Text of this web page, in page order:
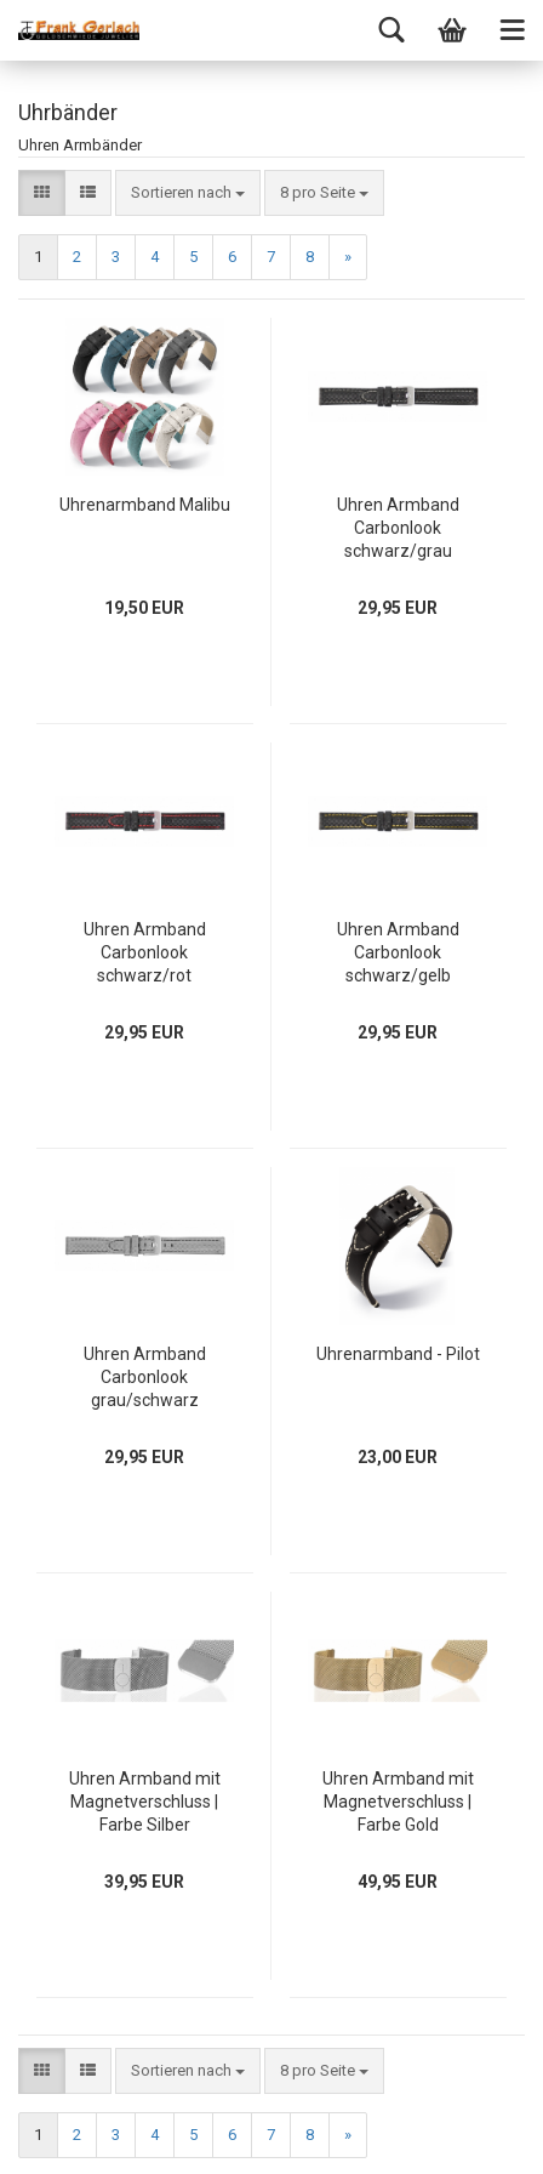
Uhrbänder
Uhren Armbänder
Sortieren nach 8 pro Seite
1 2 3 4 5 6 7 8 »
Uhrenarmband Malibu
19,50 EUR
Uhren Armband
Carbonlook
schwarz/grau
29,95 EUR
Uhren Armband
Carbonlook
schwarz/rot
29,95 EUR
Uhren Armband
Carbonlook
schwarz/gelb
29,95 EUR
Uhren Armband
Carbonlook
grau/schwarz
29,95 EUR
Uhrenarmband - Pilot
23,00 EUR
Uhren Armband mit
Magnetverschluss |
Farbe Silber
39,95 EUR
Uhren Armband mit
Magnetverschluss |
Farbe Gold
49,95 EUR
Sortieren nach 8 pro Seite
1 2 3 4 5 6 7 8 »